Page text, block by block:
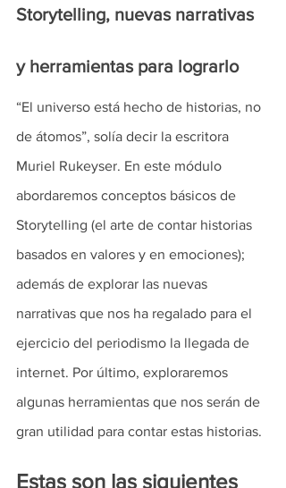
Storytelling, nuevas narrativas
y herramientas para lograrlo
“El universo está hecho de historias, no
de átomos”, solía decir la escritora
Muriel Rukeyser. En este módulo
abordaremos conceptos básicos de
Storytelling (el arte de contar historias
basados en valores y en emociones);
además de explorar las nuevas
narrativas que nos ha regalado para el
ejercicio del periodismo la llegada de
internet. Por último, exploraremos
algunas herramientas que nos serán de
gran utilidad para contar estas historias.
Estas son las siguientes